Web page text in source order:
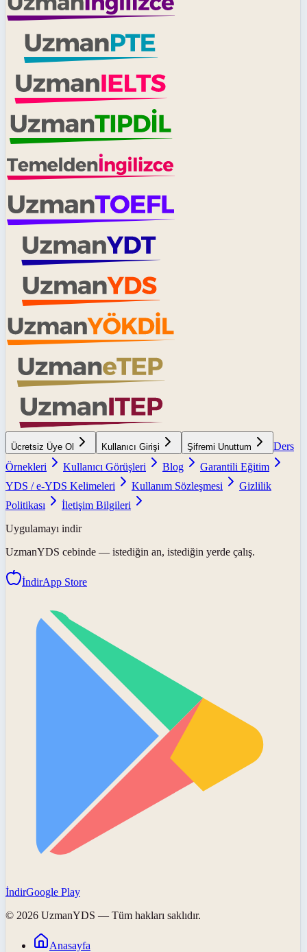
Ücretsiz Üye Ol Kullanıcı Girişi Şifremi Unuttum
Ders
Örnekleri
Kullanıcı Görüşleri Blog
Garantili Eğitim
YDS / e-YDS Kelimeleri
Kullanım Sözleşmesi
Gizlilik
Politikası
İletişim Bilgileri
Uygulamayı indir
UzmanYDS cebinde — istediğin an, istediğin yerde çalış.
İndirApp Store
İndirGoogle Play
© 2026 UzmanYDS — Tüm hakları saklıdır.
Anasayfa